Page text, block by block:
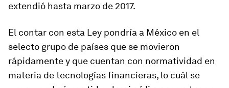
extendió hasta marzo de 2017.
El contar con esta Ley pondría a México en el
selecto grupo de países que se movieron
rápidamente y que cuentan con normatividad en
materia de tecnologías financieras, lo cuál se